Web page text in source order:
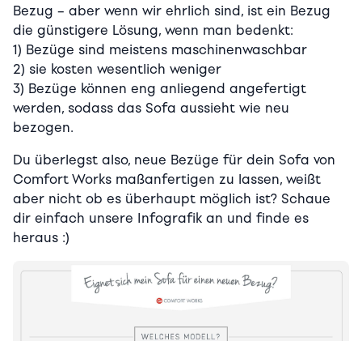
Bezug – aber wenn wir ehrlich sind, ist ein Bezug
die günstigere Lösung, wenn man bedenkt:
1) Bezüge sind meistens maschinenwaschbar
2) sie kosten wesentlich weniger
3) Bezüge können eng anliegend angefertigt
werden, sodass das Sofa aussieht wie neu
bezogen.
Du überlegst also, neue Bezüge für dein Sofa von
Comfort Works maßanfertigen zu lassen, weißt
aber nicht ob es überhaupt möglich ist? Schaue
dir einfach unsere Infografik an und finde es
heraus :)